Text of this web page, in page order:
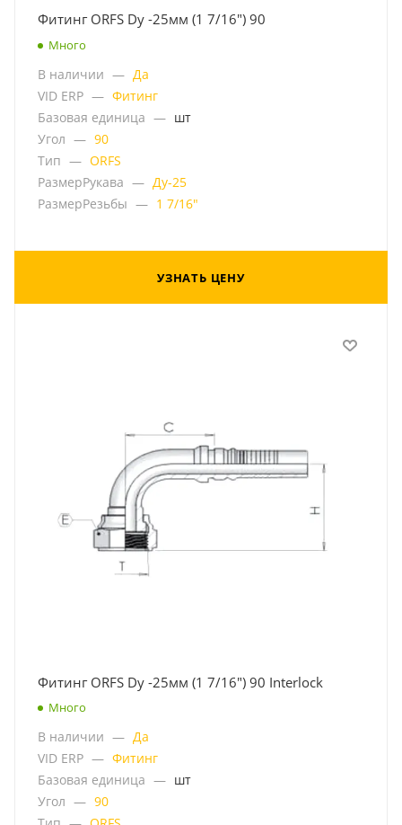
Фитинг ORFS Dу -25мм (1 7/16") 90
Много
В наличии — Да
VID ERP — Фитинг
Базовая единица — шт
Угол — 90
Тип — ORFS
РазмерРукава — Ду-25
РазмерРезьбы — 1 7/16"
УЗНАТЬ ЦЕНУ
Фитинг ORFS Dу -25мм (1 7/16") 90 Interlock
Много
В наличии — Да
VID ERP — Фитинг
Базовая единица — шт
Угол — 90